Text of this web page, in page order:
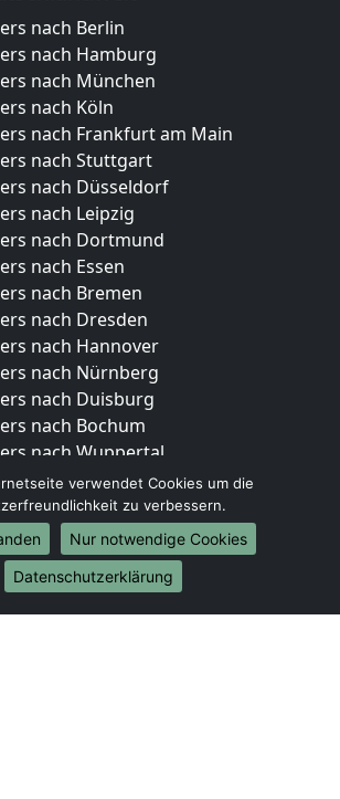
nach Berlin
nach Hamburg
nach München
nach Köln
nach Frankfurt am Main
nach Stuttgart
nach Düsseldorf
nach Leipzig
nach Dortmund
nach Essen
nach Bremen
nach Dresden
nach Hannover
nach Nürnberg
nach Duisburg
nach Bochum
nach Wuppertal
nach Bielefeld
nach Bonn
nach Münster
Umzüge
nach Brasilien
verwendet Cookies um die
zu verbessern.
Nur notwendige Cookies
Datenschutzerklärung